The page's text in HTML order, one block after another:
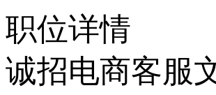
职位详情
诚招电商客服